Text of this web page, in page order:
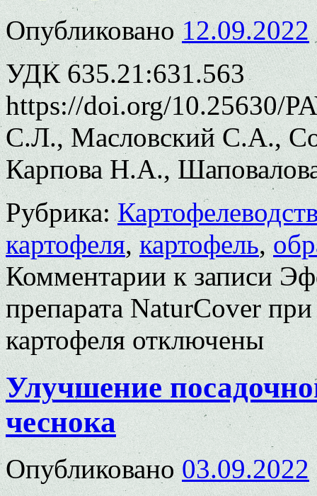
Опубликовано 12.09.2022
УДК 635.21:631.563
https://doi.org/10.25630/
С.Л., Масловский С.А.,
Карпова Н.А.,
Рубрика:
картофеля,картофель,
Комментариик записи
препарата NaturCover
картофеляотключены
Улучшение
чеснока
Опубликовано 03.09.2022